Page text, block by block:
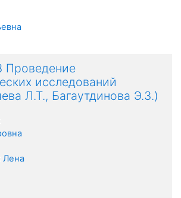
Проведение
исследований
Л.Т., Багаутдинова Э.З.)
Лена